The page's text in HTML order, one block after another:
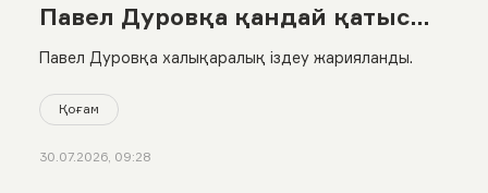
Павел Дуровқа қандай қатысы
бар?
Павел Дуровқа халықаралық іздеу жарияланды.
Қоғам
30.07.2026, 09:28